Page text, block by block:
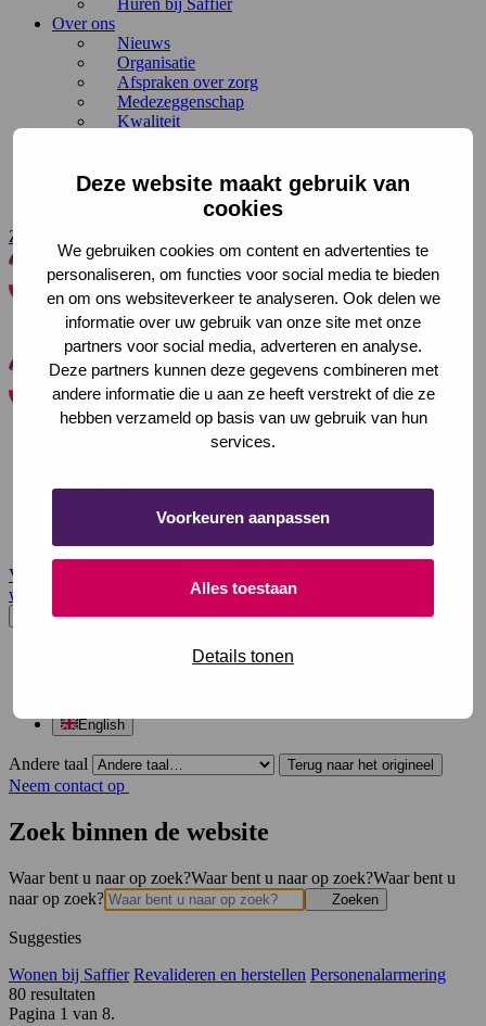
Deze website maakt gebruik van
cookies
We gebruiken cookies om content en advertenties te
personaliseren, om functies voor social media te bieden
en om ons websiteverkeer te analyseren. Ook delen we
informatie over uw gebruik van onze site met onze
partners voor social media, adverteren en analyse.
Deze partners kunnen deze gegevens combineren met
andere informatie die u aan ze heeft verstrekt of die ze
hebben verzameld op basis van uw gebruik van hun
services.
Voorkeuren aanpassen
Alles toestaan
Details tonen
Huren bij Saffier
Over ons
Nieuws
Organisatie
Afspraken over zorg
Medezeggenschap
Kwaliteit
Met steun van
Folders en brochures downloaden
Zoeken
Saffier
Zoeken
Menu Sluiten
Zoeken
Saffier
Tijdelijk verblijf
Wonen bij Saffier
Voor verwijzers
website en opent in een nieuw venster.
Nederlands
English
Andere taal Terug naar het origineel
Neem contact op
Zoek binnen de website
Waar bent u naar op zoek?Waar bent u naar op zoek?Waar bent u
naar op zoek?
Zoeken
Suggesties
Wonen bij Saffier Revalideren en herstellen Personenalarmering
80 resultaten
Pagina 1 van 8.